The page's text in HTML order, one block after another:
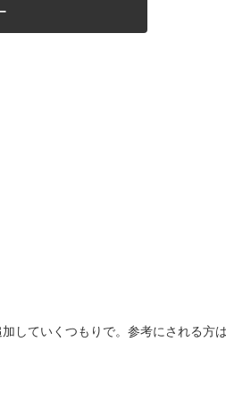
していくつもりで。参考にされる方